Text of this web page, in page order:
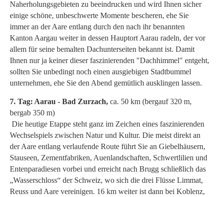
Naherholungsgebieten zu beeindrucken und wird Ihnen sicher
einige schöne, unbeschwerte Momente bescheren, ehe Sie
immer an der Aare entlang durch den nach ihr benannten
Kanton Aargau weiter in dessen Hauptort Aarau radeln, der vor
allem für seine bemalten Dachunterseiten bekannt ist. Damit
Ihnen nur ja keiner dieser faszinierenden "Dachhimmel" entgeht,
sollten Sie unbedingt noch einen ausgiebigen Stadtbummel
unternehmen, ehe Sie den Abend gemütlich ausklingen lassen.
7. Tag: Aarau - Bad Zurzach, ca. 50 km (bergauf 320 m,
bergab 350 m)
Die heutige Etappe steht ganz im Zeichen eines faszinierenden
Wechselspiels zwischen Natur und Kultur. Die meist direkt an
der Aare entlang verlaufende Route führt Sie an Giebelhäusern,
Stauseen, Zementfabriken, Auenlandschaften, Schwertlilien und
Entenparadiesen vorbei und erreicht nach Brugg schließlich das
„Wasserschloss“ der Schweiz, wo sich die drei Flüsse Limmat,
Reuss und Aare vereinigen. 16 km weiter ist dann bei Koblenz,